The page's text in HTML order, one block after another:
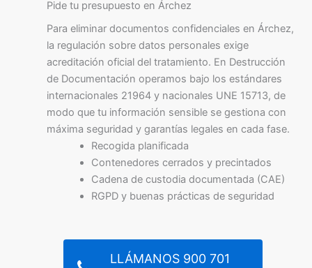
Pide tu presupuesto en Árchez
Para eliminar documentos confidenciales en Árchez,
la regulación sobre datos personales exige
acreditación oficial del tratamiento. En Destrucción
de Documentación operamos bajo los estándares
internacionales 21964 y nacionales UNE 15713, de
modo que tu información sensible se gestiona con
máxima seguridad y garantías legales en cada fase.
Recogida planificada
Contenedores cerrados y precintados
Cadena de custodia documentada (CAE)
RGPD y buenas prácticas de seguridad
LLÁMANOS 900 701